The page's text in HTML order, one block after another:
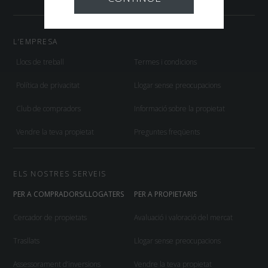
L’EMPRESA
Llocs de treball
Termes i condicions
Política de privacitat Llogar sense preocupacions
Club de compradors Informació sobre la propietat
Vendre la teva propietat Preguntes freqüents
ELS NOSTRES SERVEIS
PER A COMPRADORS/LLOGATERS
PER A PROPIETARIS
Cercador de propietats Avaluació i valoració del mercat
Trasllats Llogar sense preocupacions
Assessorament d’inversions Vendre la teva propietat